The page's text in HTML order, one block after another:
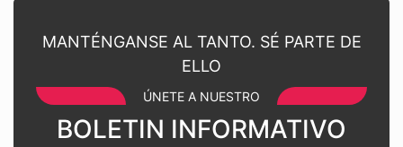
MANTÉNGANSE AL TANTO. SÉ PARTE DE
ELLO
ÚNETE A NUESTRO
BOLETIN INFORMATIVO